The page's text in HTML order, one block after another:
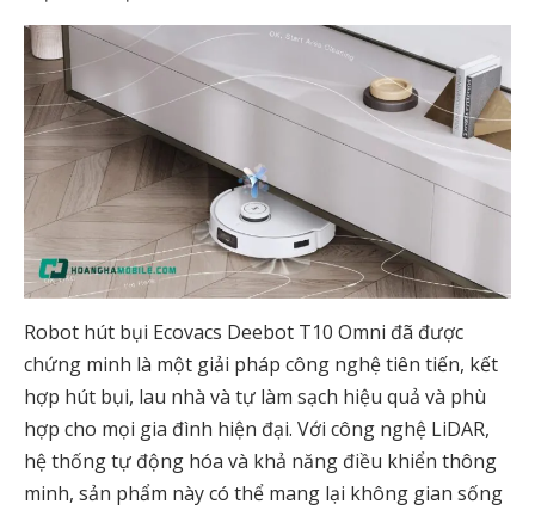
Robot hút bụi Ecovacs Deebot T10 Omni đã được
chứng minh là một giải pháp công nghệ tiên tiến, kết
hợp hút bụi, lau nhà và tự làm sạch hiệu quả và phù
hợp cho mọi gia đình hiện đại. Với công nghệ LiDAR,
hệ thống tự động hóa và khả năng điều khiển thông
minh, sản phẩm này có thể mang lại không gian sống